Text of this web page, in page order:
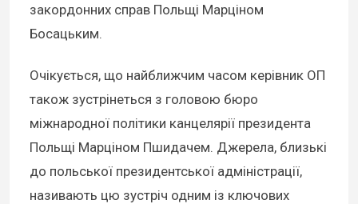
закордонних справ Польщі Марціном
Босацьким.
Очікується, що найближчим часом керівник ОП
також зустрінеться з головою бюро
міжнародної політики канцелярії президента
Польщі Марціном Пшидачем. Джерела, близькі
до польської президентської адміністрації,
називають цю зустріч одним із ключових